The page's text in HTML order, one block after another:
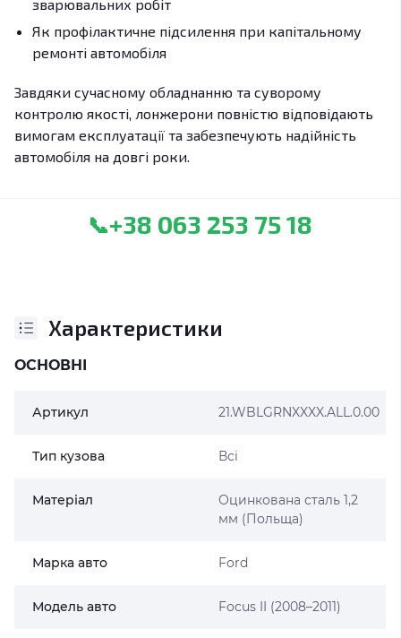
зварювальних робіт
Як профілактичне підсилення при капітальному
ремонті автомобіля
Завдяки сучасному обладнанню та суворому
контролю якості, лонжерони повністю відповідають
вимогам експлуатації та забезпечують надійність
автомобіля на довгі роки.
📞+38 063 253 75 18
Характеристики
ОСНОВНІ
Артикул 21.WBLGRNXXXX.ALL.0.00
Тип кузова Всі
Матеріал
Оцинкована сталь 1,2
мм (Польща)
Марка авто Ford
Модель авто Focus II (2008–2011)